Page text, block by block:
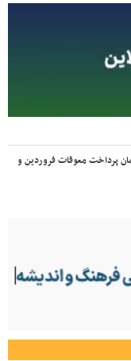
پرداخت معوقات فروردین و